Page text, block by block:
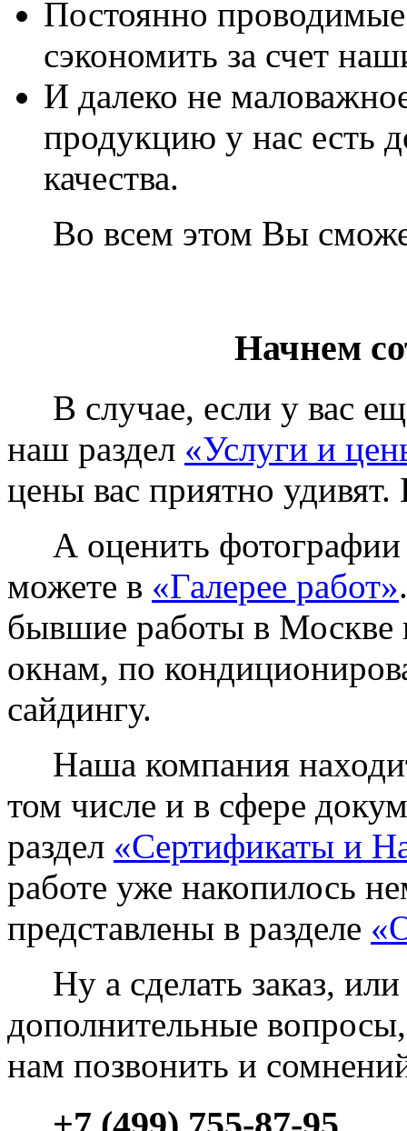
Постоянно
сэкономить за счет
И далеко не
продукцию у нас есть
качества.
Во всем этом Вы
Начнем
В случае, если у вас
наш раздел «Услуги и
цены вас приятно
А оценить фотографии
можете в «Галерее работ»
бывшие работы в Москве
окнам, по
сайдингу.
Наша компания
том числе и в сфере
раздел «Сертификаты и
работе уже накопилось
представлены в разделе
Ну а сделать заказ, или
дополнительные вопросы,
нам позвонить и